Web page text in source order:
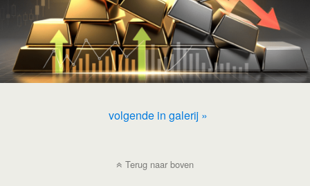
volgende in galerij »
Terug naar boven